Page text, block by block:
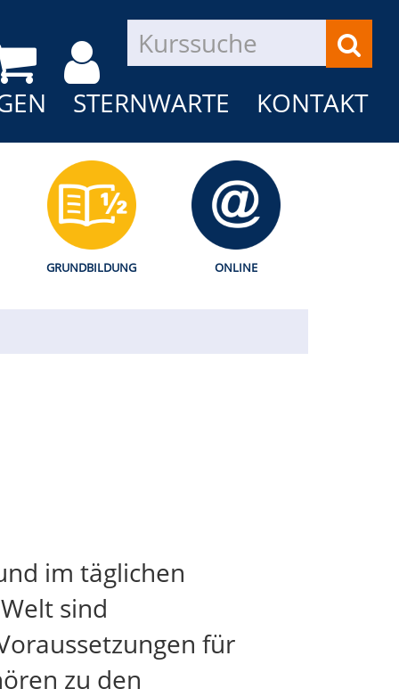
STERNWARTE KONTAKT
GRUNDBILDUNG ONLINE
im täglichen
sind
für
zu den